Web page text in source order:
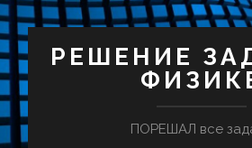
РЕШЕНИЕ
ПОРЕШАЛ все